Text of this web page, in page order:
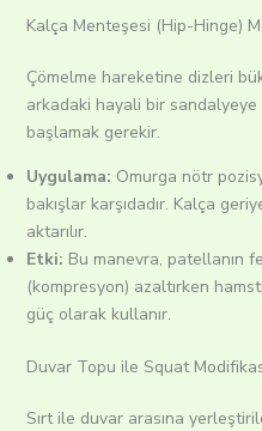
Kalça Menteşesi (Hip-Hinge)
Çömelme hareketine dizleri
arkadaki hayali bir
başlamak gerekir.
Uygulama: Omurga nötr
bakışlar karşıdadır. Kalça
aktarılır.
Etki: Bu manevra, patellanın
(kompresyon) azaltırken
güç olarak kullanır.
Duvar Topu ile Squat
Sırt ile duvar arasına